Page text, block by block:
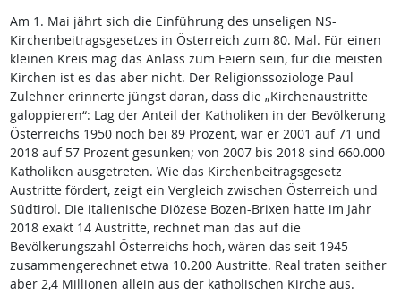
Am 1. Mai jährt sich die Einführung des unseligen NS-
Kirchenbeitragsgesetzes in Österreich zum 80. Mal. Für einen
kleinen Kreis mag das Anlass zum Feiern sein, für die meisten
Kirchen ist es das aber nicht. Der Religionssoziologe Paul
Zulehner erinnerte jüngst daran, dass die „Kirchenaustritte
galoppieren“: Lag der Anteil der Katholiken in der Bevölkerung
Österreichs 1950 noch bei 89 Prozent, war er 2001 auf 71 und
2018 auf 57 Prozent gesunken; von 2007 bis 2018 sind 660.000
Katholiken ausgetreten. Wie das Kirchenbeitragsgesetz
Austritte fördert, zeigt ein Vergleich zwischen Österreich und
Südtirol. Die italienische Diözese Bozen-Brixen hatte im Jahr
2018 exakt 14 Austritte, rechnet man das auf die
Bevölkerungszahl Österreichs hoch, wären das seit 1945
zusammengerechnet etwa 10.200 Austritte. Real traten seither
aber 2,4 Millionen allein aus der katholischen Kirche aus.